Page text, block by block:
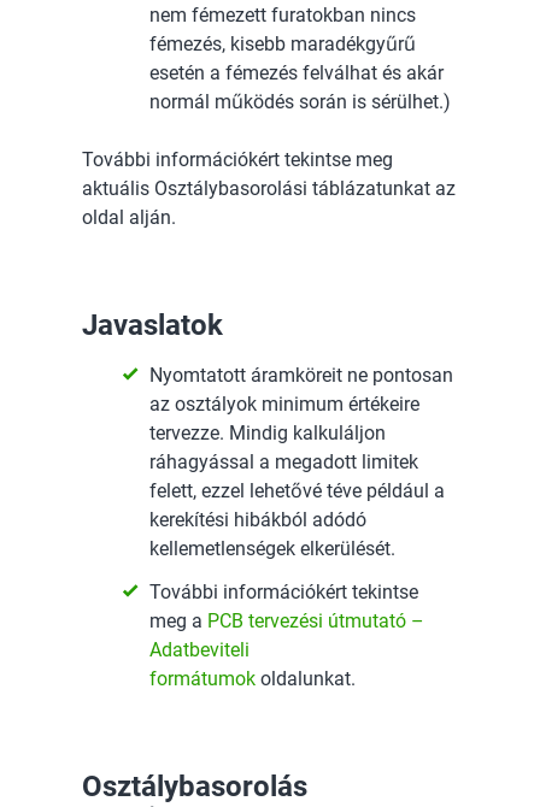
nem fémezett furatokban nincs
fémezés, kisebb maradékgyűrű
esetén a fémezés felválhat és akár
normál működés során is sérülhet.)
További információkért tekintse meg
aktuális Osztálybasorolási táblázatunkat az
oldal alján.
Javaslatok
Nyomtatott áramköreit ne pontosan
az osztályok minimum értékeire
tervezze. Mindig kalkuláljon
ráhagyással a megadott limitek
felett, ezzel lehetővé téve például a
kerekítési hibákból adódó
kellemetlenségek elkerülését.
További információkért tekintse
meg a PCB tervezési útmutató –
Adatbeviteli
formátumok oldalunkat.
Osztálybasorolás